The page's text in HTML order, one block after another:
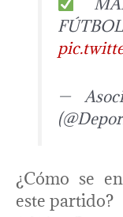
—
¿Cómo se
este partido?